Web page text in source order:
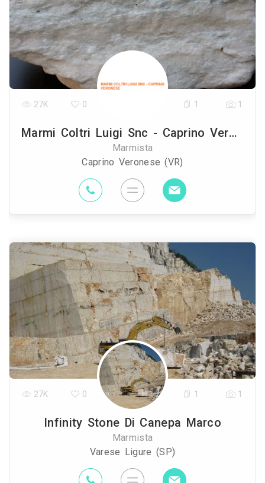
Marmi Coltri Luigi Snc - Caprino Veronese
Marmista
Caprino Veronese (VR)
27K 0 1 1
Infinity Stone Di Canepa Marco
Marmista
Varese Ligure (SP)
27K 0 1 1